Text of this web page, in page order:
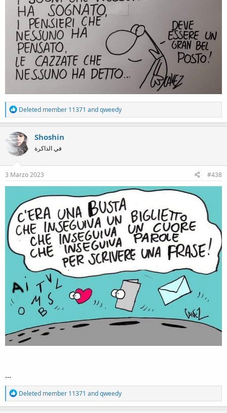
R
e
a
c
t
i
o
n
s
Deleted member 11371 andqweedy
Shoshin
في الذاكرة
3 Marzo 2023 #438
...
R
e
a
Deleted member 11371 andqweedy